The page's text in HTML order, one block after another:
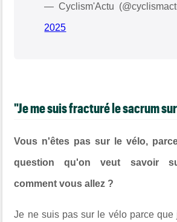
— Cyclism'Actu
2025
"Je me suis fracturé le sacrum
Vous n'êtes pas sur le vélo,
question qu'on veut savoir
comment vous allez ?
Je ne suis pas sur le vélo parce que